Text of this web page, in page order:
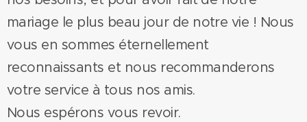
mariage le plus beau jour de notre vie ! Nous
vous en sommes éternellement
reconnaissants et nous recommanderons
votre service à tous nos amis.
Nous espérons vous revoir.